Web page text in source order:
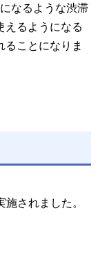
なるような渋滞
えるようになる
ることになりま
されました。